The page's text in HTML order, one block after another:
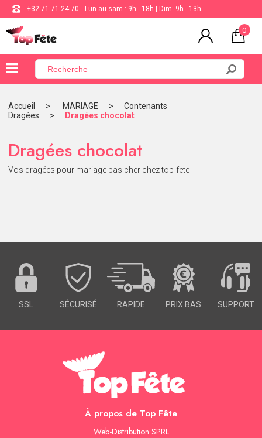
+32 71 71 24 70 Lun au sam : 9h - 18h | Dim: 9h - 13h
0
×
BALLON
ANNIVERSAIRE
MARIAGE
SOIRÉE
OCCASIONS
SPÉCIALES
Accueil MARIAGE
Contenants
Dragées
Dragées chocolat
Dragées chocolat
Vos dragées pour mariage pas cher chez top-fete
SSL SÉCURISÉ RAPIDE PRIX BAS SUPPORT
À propos de Top Fête
Web-Distribution SPRL